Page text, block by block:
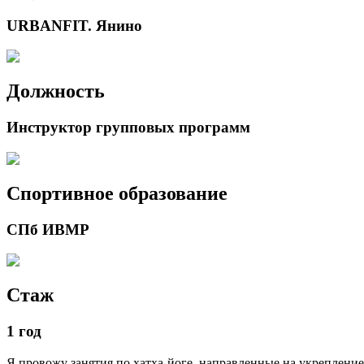
URBANFIT. Янино
Должность
Инструктор групповых программ
Спортивное образование
СПб ИВМР
Стаж
1 год